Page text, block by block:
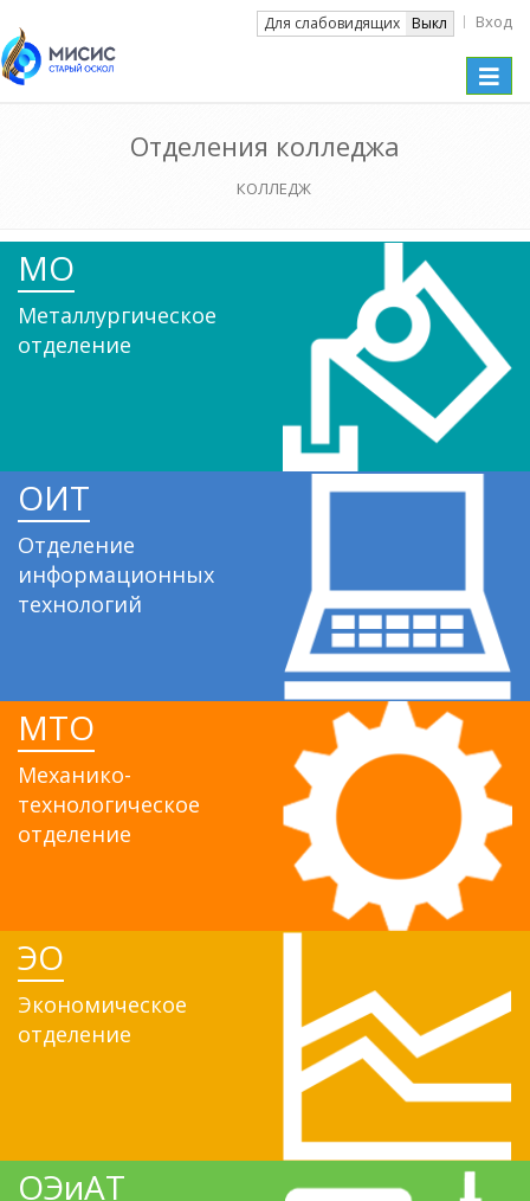
Для слабовидящих Выкл Вход
Toggle
Отделения колледжа
КОЛЛЕДЖ
МО
Металлургическое
отделение
ОИТ
Отделение
информационных
технологий
МТО
Механико-
технологическое
отделение
ЭО
Экономическое
отделение
ОЭиАТ